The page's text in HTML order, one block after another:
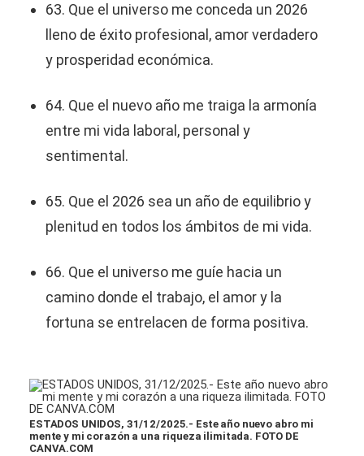
63. Que el universo me conceda un 2026
lleno de éxito profesional, amor verdadero
y prosperidad económica.
64. Que el nuevo año me traiga la armonía
entre mi vida laboral, personal y
sentimental.
65. Que el 2026 sea un año de equilibrio y
plenitud en todos los ámbitos de mi vida.
66. Que el universo me guíe hacia un
camino donde el trabajo, el amor y la
fortuna se entrelacen de forma positiva.
​ESTADOS UNIDOS, 31/12/2025.- Este año nuevo abro mi
mente y mi corazón a una riqueza ilimitada. FOTO DE
CANVA.COM